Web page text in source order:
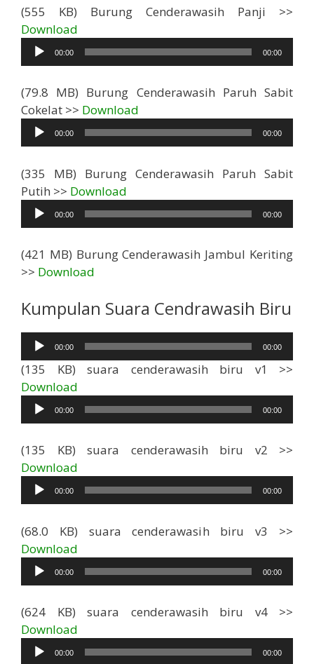
(555 KB) Burung Cenderawasih Panji >>
Download
Audio
00:00 00:00
(79.8 MB) Burung Cenderawasih Paruh Sabit
Cokelat >> Download
Audio
00:00 00:00
(335 MB) Burung Cenderawasih Paruh Sabit
Putih >> Download
Audio
00:00 00:00
(421 MB) Burung Cenderawasih Jambul Keriting
>> Download
Kumpulan Suara Cendrawasih Biru
Pemutar
Audio
00:00 00:00
(135 KB) suara cenderawasih biru v1 >>
Download
Audio
00:00 00:00
(135 KB) suara cenderawasih biru v2 >>
Download
Audio
00:00 00:00
(68.0 KB) suara cenderawasih biru v3 >>
Download
Audio
00:00 00:00
(624 KB) suara cenderawasih biru v4 >>
Download
Audio
00:00 00:00